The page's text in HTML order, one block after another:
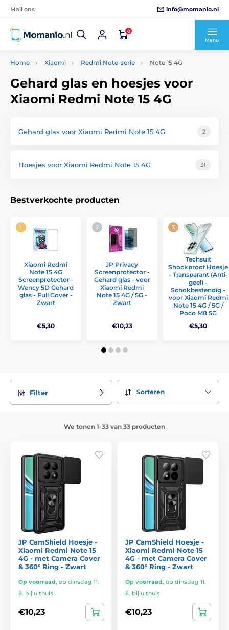
Mail ons info@momanio.nl
0
Menu
Home Xiaomi Redmi Note-serie Note 15 4G
Gehard glas en hoesjes voor
Xiaomi Redmi Note 15 4G
Gehard glas voor Xiaomi Redmi Note 15 4G 2
Hoesjes voor Xiaomi Redmi Note 15 4G 31
Bestverkochte producten
Xiaomi Redmi
Note 15 4G
Screenprotector -
Wency 5D Gehard
glas - Full Cover -
Zwart
€5,30
JP Privacy
Screenprotector -
Gehard glas - voor
Xiaomi Redmi
Note 15 4G / 5G -
Zwart
€10,23
Techsuit
Shockproof Hoesje
- Transparant (Anti-
geel) -
Schokbestendig -
voor Xiaomi Redmi
Note 15 4G / 5G /
Poco M8 5G
€5,30
Filter Sorteren
We tonen 1-33 van 33 producten
JP CamShield Hoesje -
Xiaomi Redmi Note 15
4G - met Camera Cover
& 360° Ring - Zwart
Op voorraad, op dinsdag 11.
8. bij u thuis
€10,23
JP CamShield Hoesje -
Xiaomi Redmi Note 15
4G - met Camera Cover
& 360° Ring - Zwart
Op voorraad, op dinsdag 11.
8. bij u thuis
€10,23